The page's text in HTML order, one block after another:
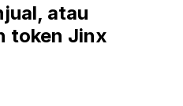
atau
token Jinx